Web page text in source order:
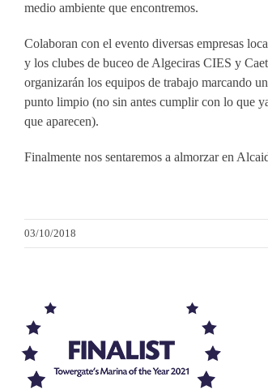
medio ambiente que encontremos.
Colaboran con el evento diversas empresas
y los clubes de buceo de Algeciras CIES y
organizarán los equipos de trabajo marcando
punto limpio (no sin antes cumplir con lo que
que aparecen).
Finalmente nos sentaremos a almorzar en
03/10/2018